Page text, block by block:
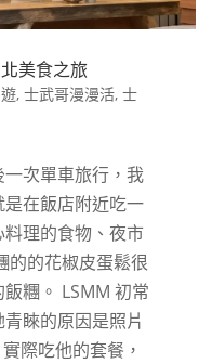
美食之旅
, 士武哥漫漫活, 士
次單車旅行，我
在飯店附近吃一
理的食物、夜市
的的花椒皮蛋鬆很
糰。 LSMM 初常
睞的原因是照片
際吃他的套餐，